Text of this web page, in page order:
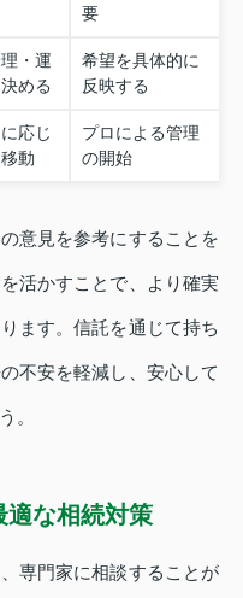
要
・運
める
希望を具体的に
反映する
応じ
動
プロによる管理
の開始
意見を参考にすることを
活かすことで、より確実
ます。信託を通じて持ち
不安を軽減し、安心して
。
適な相続対策
専門家に相談することが